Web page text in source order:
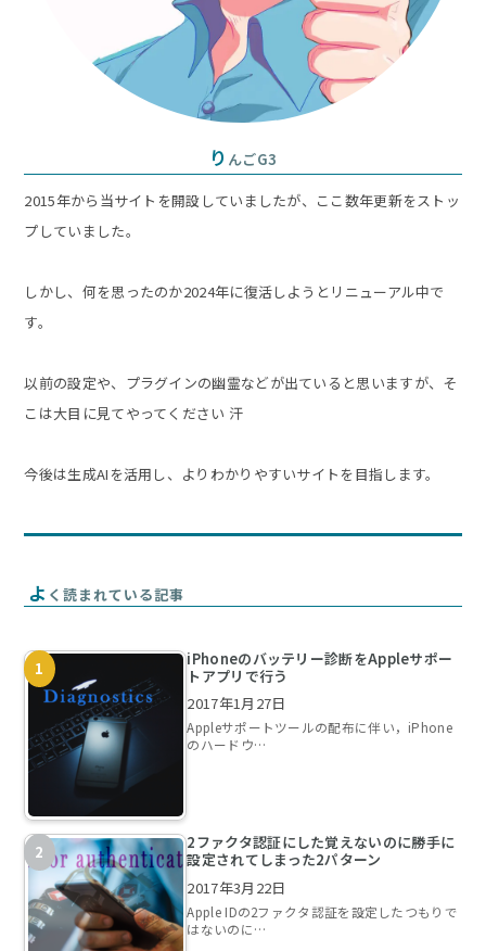
り んごG3
2015年から当サイトを開設していましたが、ここ数年更新をストッ
プしていました。
しかし、何を思ったのか2024年に復活しようとリニューアル中で
す。
以前の設定や、プラグインの幽霊などが出ていると思いますが、そ
こは大目に見てやってください 汗
今後は生成AIを活用し、よりわかりやすいサイトを目指します。
よ く読まれている記事
iPhoneのバッテリー診断をAppleサポー
トアプリで行う
2017年1月27日
Appleサポートツールの配布に伴い，iPhone
のハードウ…
2ファクタ認証にした覚えないのに勝手に
設定されてしまった2パターン
2017年3月22日
Apple IDの2ファクタ認証を設定したつもりで
はないのに…